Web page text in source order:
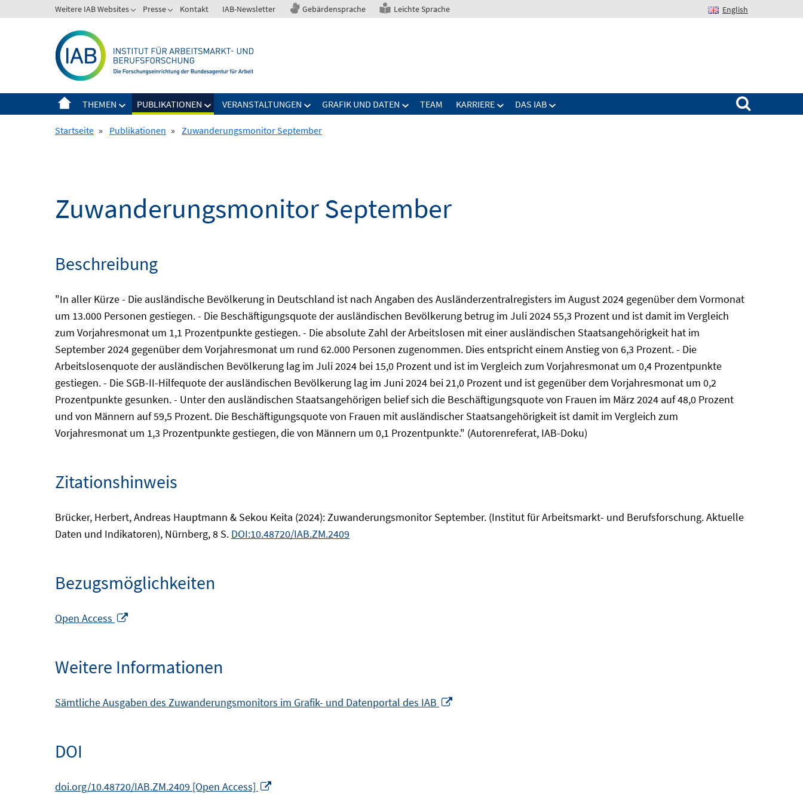
zum
Weitere IAB Websites Presse Kontakt IAB-Newsletter Gebärdensprache Leichte Sprache English
THEMEN PUBLIKATIONEN VERANSTALTUNGEN GRAFIK UND DATEN TEAM KARRIERE DAS IAB
Suchen nach:
Startseite » Publikationen » Zuwanderungsmonitor September
Zuwanderungsmonitor September
Beschreibung
"In aller Kürze - Die ausländische Bevölkerung in Deutschland ist nach Angaben des Ausländerzentralregisters im August 2024 gegenüber dem Vormonat
um 13.000 Personen gestiegen. - Die Beschäftigungsquote der ausländischen Bevölkerung betrug im Juli 2024 55,3 Prozent und ist damit im Vergleich
zum Vorjahresmonat um 1,1 Prozentpunkte gestiegen. - Die absolute Zahl der Arbeitslosen mit einer ausländischen Staatsangehörigkeit hat im
September 2024 gegenüber dem Vorjahresmonat um rund 62.000 Personen zugenommen. Dies entspricht einem Anstieg von 6,3 Prozent. - Die
Arbeitslosenquote der ausländischen Bevölkerung lag im Juli 2024 bei 15,0 Prozent und ist im Vergleich zum Vorjahresmonat um 0,4 Prozentpunkte
gestiegen. - Die SGB-II-Hilfequote der ausländischen Bevölkerung lag im Juni 2024 bei 21,0 Prozent und ist gegenüber dem Vorjahresmonat um 0,2
Prozentpunkte gesunken. - Unter den ausländischen Staatsangehörigen belief sich die Beschäftigungsquote von Frauen im März 2024 auf 48,0 Prozent
und von Männern auf 59,5 Prozent. Die Beschäftigungsquote von Frauen mit ausländischer Staatsangehörigkeit ist damit im Vergleich zum
Vorjahresmonat um 1,3 Prozentpunkte gestiegen, die von Männern um 0,1 Prozentpunkte." (Autorenreferat, IAB-Doku)
Zitationshinweis
Brücker, Herbert, Andreas Hauptmann & Sekou Keita (2024): Zuwanderungsmonitor September. (Institut für Arbeitsmarkt- und Berufsforschung. Aktuelle
Daten und Indikatoren), Nürnberg, 8 S. DOI:10.48720/IAB.ZM.2409
Bezugsmöglichkeiten
Open Access
öffnen
Weitere Informationen
Sämtliche Ausgaben des Zuwanderungsmonitors im Grafik- und Datenportal des IAB
DOI
doi.org/10.48720/IAB.ZM.2409 [Open Access]